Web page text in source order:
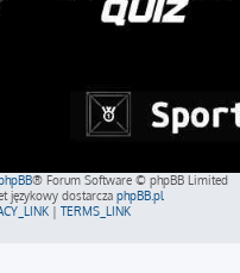
® Forum Software © phpBB Limited
językowy dostarcza phpBB.pl
| TERMS_LINK